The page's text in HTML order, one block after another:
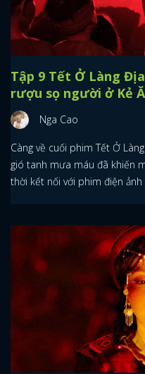
Tập 9 Tết Ở Làng
rượu sọ người ở Kẻ
Nga Cao
Càng về cuối phim Tết Ở
gió tanh mưa máu đã khiến
thời kết nối với phim điện ảnh